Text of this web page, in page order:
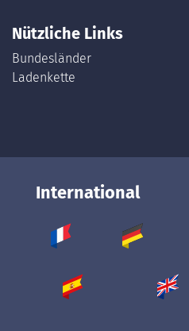
Nützliche Links
Bundesländer
Ladenkette
International